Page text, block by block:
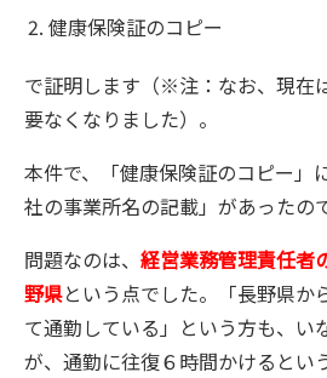
健康保険証のコピー
で証明します（※注：なお、現在
要なくなりました）。
本件で、「健康保険証のコピー」
社の事業所名の記載」があったの
問題なのは、 経営業務管理責任者
野県という点でした。「長野県か
て通勤している」という方も、い
が、通勤に往復６時間かけるとい